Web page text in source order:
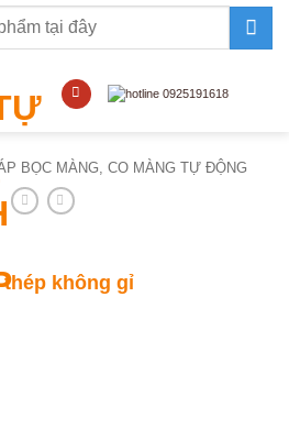
BỌC MÀNG, CO MÀNG TỰ ĐỘNG
không gỉ